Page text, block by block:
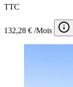
TTC
132,28 € /Mois